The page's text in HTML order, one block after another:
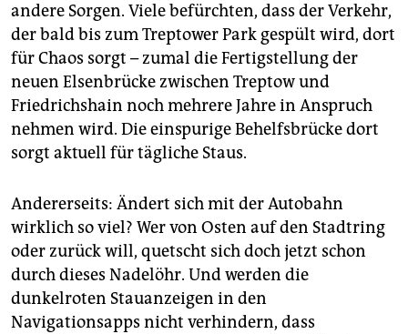
andere Sorgen. Viele befürchten, dass der Verkehr,
der bald bis zum Treptower Park gespült wird, dort
für Chaos sorgt – zumal die Fertigstellung der
neuen Elsenbrücke zwischen Treptow und
Friedrichshain noch mehrere Jahre in Anspruch
nehmen wird. Die einspurige Behelfsbrücke dort
sorgt aktuell für tägliche Staus.
Andererseits: Ändert sich mit der Autobahn
wirklich so viel? Wer von Osten auf den Stadtring
oder zurück will, quetscht sich doch jetzt schon
durch dieses Nadelöhr. Und werden die
dunkelroten Stauanzeigen in den
Navigationsapps nicht verhindern, dass